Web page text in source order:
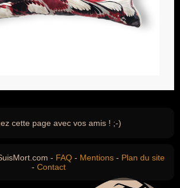
cette page avec vos amis ! ;-)
- FAQ - Mentions - Plan du site
- Contact